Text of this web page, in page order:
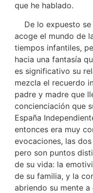
que he hablado.
De lo expuesto se
acoge el mundo de
tiempos infantiles,
hacia una fantasía
es significativo su
mezcla el recuerdo
padre y madre que
concienciación que
España
entonces era muy
evocaciones, las
pero son puntos
de su vida: la
de su familia, y la
abriendo su mente